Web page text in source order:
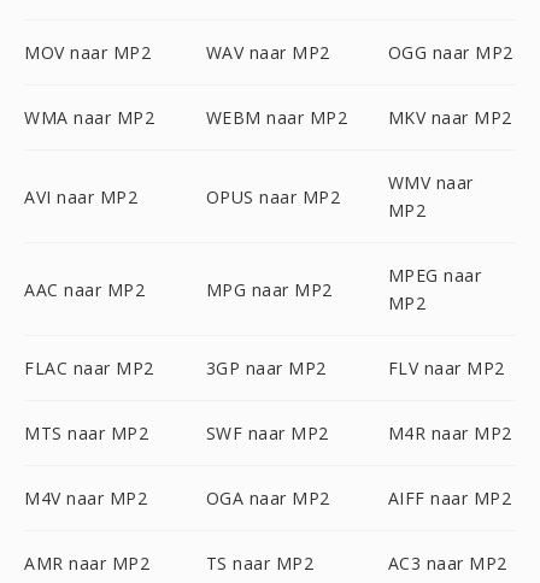
MOV naar MP2 WAV naar MP2 OGG naar MP2
WMA naar MP2 WEBM naar MP2 MKV naar MP2
AVI naar MP2 OPUS naar MP2
WMV naar
MP2
AAC naar MP2 MPG naar MP2
MPEG naar
MP2
FLAC naar MP2 3GP naar MP2 FLV naar MP2
MTS naar MP2 SWF naar MP2 M4R naar MP2
M4V naar MP2 OGA naar MP2 AIFF naar MP2
AMR naar MP2 TS naar MP2 AC3 naar MP2